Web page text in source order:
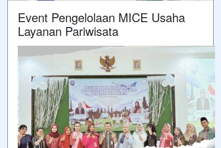
Event Pengelolaan MICE Usaha
Layanan Pariwisata